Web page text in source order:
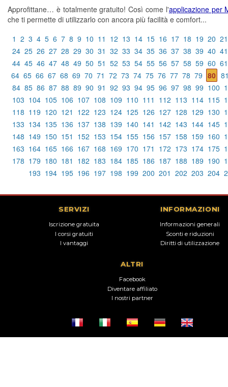
Approfittane… è totalmente gratuito! Così come l'applicazione per
che ti permette di utilizzarlo con ancora più facilità e comfort...
1 2 3 4 5 6 7 8 9 10 11 12 13 14 15 16 17 18 19 20 21
24 25 26 27 28 29 30 31 32 33 34 35 36 37 38 39 40 41
44 45 46 47 48 49 50 51 52 53 54 55 56 57 58 59 60 61
64 65 66 67 68 69 70 71 72 73 74 75 76 77 78 79 80
84 85 86 87 88 89 90 91 92 93 94 95 96 97 98 99 100
103 104 105 106 107 108 109 110 111 112 113 114 115
118 119 120 121 122 123 124 125 126 127 128 129 130
133 134 135 136 137 138 139 140 141 142 143 144 145
148 149 150 151 152 153 154 155 156 157 158 159 160
163 164 165 166 167 168 169 170 171 172 173 174 175
178 179 180 181 182 183 184 185 186 187 188 189 190
193 194 195 196 197 198 199 200 201 202 203 204
SERVIZI
Iscrizione gratuita
I corsi gratuiti
I vantaggi
INFORMAZIONI
Informazioni generali
Sconti e riduzioni
Diritti di utilizzazione
ALTRI
Facebook
Diventare affiliato
I nostri partner